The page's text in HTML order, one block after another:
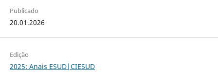
Publicado
20.01.2026
Edição
2025: Anais ESUD|CIESUD